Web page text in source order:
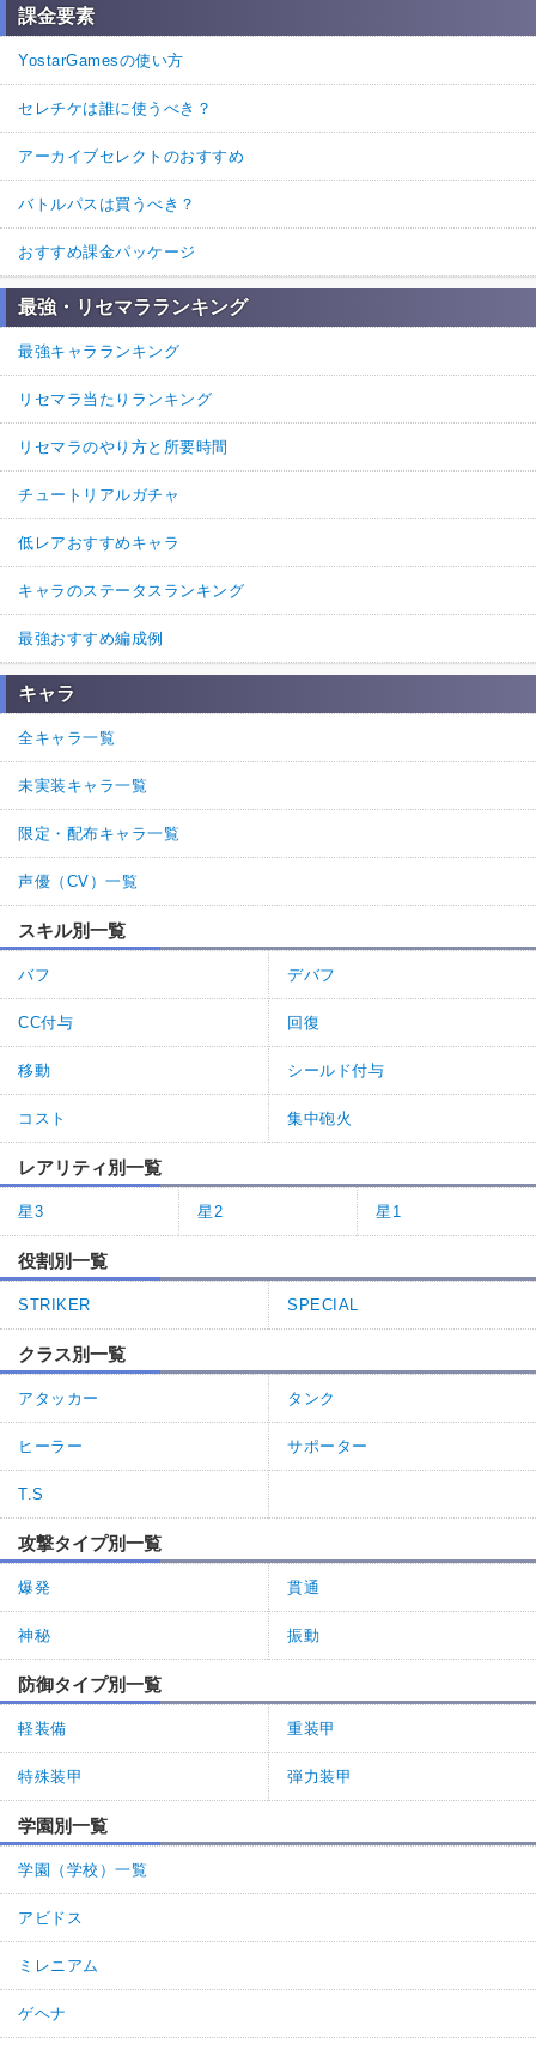
課金要素
YostarGamesの使い方
セレチケは誰に使うべき？
アーカイブセレクトのおすすめ
バトルパスは買うべき？
おすすめ課金パッケージ
最強・リセマラランキング
最強キャラランキング
リセマラ当たりランキング
リセマラのやり方と所要時間
チュートリアルガチャ
低レアおすすめキャラ
キャラのステータスランキング
最強おすすめ編成例
キャラ
全キャラ一覧
未実装キャラ一覧
限定・配布キャラ一覧
声優（CV）一覧
スキル別一覧
バフ デバフ
CC付与 回復
移動 シールド付与
コスト 集中砲火
レアリティ別一覧
星3 星2 星1
役割別一覧
STRIKER SPECIAL
クラス別一覧
アタッカー タンク
ヒーラー サポーター
T.S
攻撃タイプ別一覧
爆発 貫通
神秘 振動
防御タイプ別一覧
軽装備 重装甲
特殊装甲 弾力装甲
学園別一覧
学園（学校）一覧
アビドス
ミレニアム
ゲヘナ